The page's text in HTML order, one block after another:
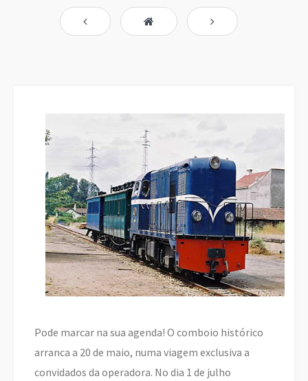
Pode marcar na sua agenda! O comboio histórico
arranca a 20 de maio, numa viagem exclusiva a
convidados da operadora. No dia 1 de julho